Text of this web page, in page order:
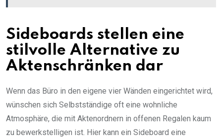
Sideboards stellen eine
stilvolle Alternative zu
Aktenschränken dar
Wenn das Büro in den eigene vier Wänden eingerichtet wird,
wünschen sich Selbstständige oft eine wohnliche
Atmosphäre, die mit Aktenordnern in offenen Regalen kaum
zu bewerkstelligen ist. Hier kann ein Sideboard eine